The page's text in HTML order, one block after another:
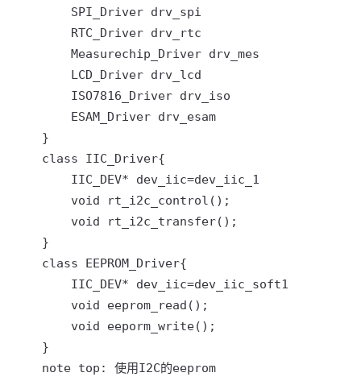
        SPI_Driver drv_spi
        RTC_Driver drv_rtc
        Measurechip_Driver drv_mes
        LCD_Driver drv_lcd
        ISO7816_Driver drv_iso
        ESAM_Driver drv_esam
    }
    class IIC_Driver{
        IIC_DEV* dev_iic=dev_iic_1
        void rt_i2c_control();
        void rt_i2c_transfer();
    }
    class EEPROM_Driver{
        IIC_DEV* dev_iic=dev_iic_soft1
        void eeprom_read();
        void eeporm_write();
    }
    note top: 使用I2C的eeprom